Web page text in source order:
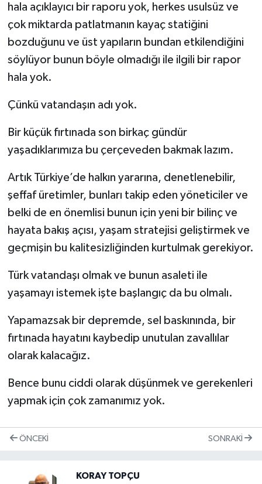
hala açıklayıcı bir raporu yok, herkes usulsüz ve
çok miktarda patlatmanın kayaç statiğini
bozduğunu ve üst yapıların bundan etkilendiğini
söylüyor bunun böyle olmadığı ile ilgili bir rapor
hala yok.
Çünkü vatandaşın adı yok.
Bir küçük fırtınada son birkaç gündür
yaşadıklarımıza bu çerçeveden bakmak lazım.
Artık Türkiye’de halkın yararına, denetlenebilir,
şeffaf üretimler, bunları takip eden yöneticiler ve
belki de en önemlisi bunun için yeni bir bilinç ve
hayata bakış açısı, yaşam stratejisi geliştirmek ve
geçmişin bu kalitesizliğinden kurtulmak gerekiyor.
Türk vatandaşı olmak ve bunun asaleti ile
yaşamayı istemek işte başlangıç da bu olmalı.
Yapamazsak bir depremde, sel baskınında, bir
fırtınada hayatını kaybedip unutulan zavallılar
olarak kalacağız.
Bence bunu ciddi olarak düşünmek ve gerekenleri
yapmak için çok zamanımız yok.
ÖNCEKI SONRAKI
KORAY TOPÇU